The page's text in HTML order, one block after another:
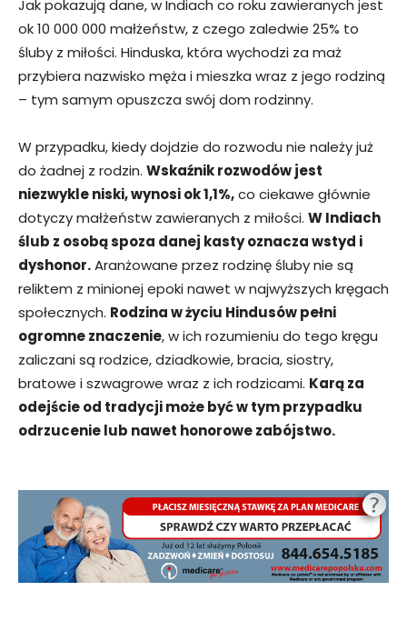
Jak pokazują dane, w Indiach co roku zawieranych jest
ok 10 000 000 małżeństw, z czego zaledwie 25% to
śluby z miłości. Hinduska, która wychodzi za maż
przybiera nazwisko męża i mieszka wraz z jego rodziną
– tym samym opuszcza swój dom rodzinny.
W przypadku, kiedy dojdzie do rozwodu nie należy już
do żadnej z rodzin. Wskaźnik rozwodów jest
niezwykle niski, wynosi ok 1,1%,co ciekawe głównie
dotyczy małżeństw zawieranych z miłości. W Indiach
ślub z osobą spoza danej kasty oznacza wstyd i
dyshonor.Aranżowane przez rodzinę śluby nie są
reliktem z minionej epoki nawet w najwyższych kręgach
społecznych. Rodzina w życiu Hindusów pełni
ogromne znaczenie, w ich rozumieniu do tego kręgu
zaliczani są rodzice, dziadkowie, bracia, siostry,
bratowe i szwagrowe wraz z ich rodzicami. Karą za
odejście od tradycji może być w tym przypadku
odrzucenie lub nawet honorowe zabójstwo.